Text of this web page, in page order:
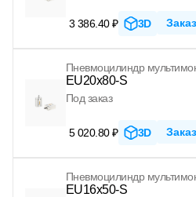
3 386.40 ₽ 3D
Пневмоцилиндр
EU20x80-S
Под заказ
5 020.80 ₽ 3D
Пневмоцилиндр
EU16x50-S